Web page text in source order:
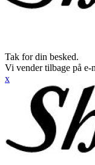
Tak for din besked.
Vi vender tilbage på e-
x